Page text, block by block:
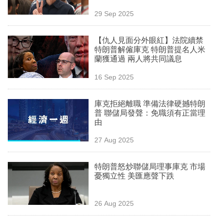
29 Sep 2025
【仇人見面分外眼紅】法院續禁
特朗普解僱庫克 特朗普提名人米
蘭獲通過 兩人將共同議息
16 Sep 2025
庫克拒絕離職 準備法律硬撼特朗
普 聯儲局發聲：免職須有正當理
由
27 Aug 2025
特朗普怒炒聯儲局理事庫克 市場
憂獨立性 美匯應聲下跌
26 Aug 2025